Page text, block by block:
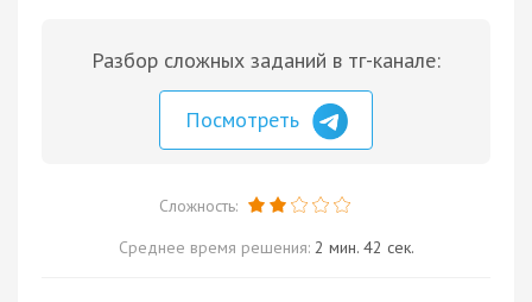
Разбор сложных заданий в тг-канале:
Посмотреть
Сложность:
Среднее время решения: 2 мин. 42 сек.